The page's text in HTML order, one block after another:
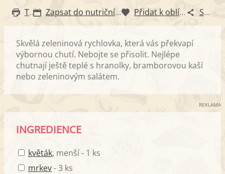
Tisk Zapsat do nutričního diáře Přidat k oblíbeným Sdílet
Skvělá zeleninová rychlovka, která vás překvapí
výbornou chutí. Nebojte se přisolit. Nejlépe
chutnají ještě teplé s hranolky, bramborovou kaší
nebo zeleninovým salátem.
REKLAMA
INGREDIENCE
květák, menší - 1 ks
mrkev- 3 ks